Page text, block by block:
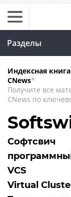
Разделы
Индексная
CNews*
Получите все
CNews по
Софтсвич
VCS
Virtual